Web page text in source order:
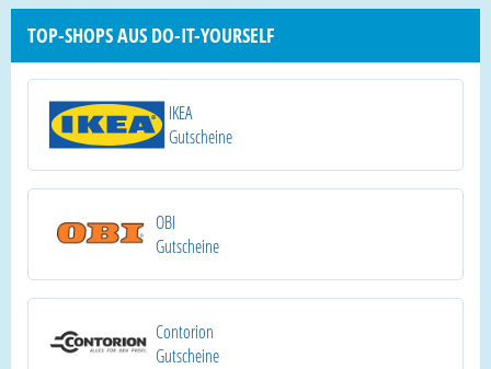
TOP-SHOPS AUS DO-IT-YOURSELF
IKEA
Gutscheine
OBI
Gutscheine
Contorion
Gutscheine